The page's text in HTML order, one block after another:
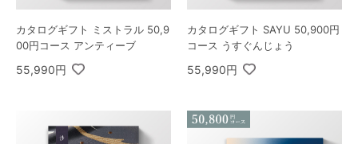
カタログギフト ミストラル 50,9
00円コース アンティーブ
55,990円
カタログギフト SAYU 50,900円
コース うすぐんじょう
55,990円